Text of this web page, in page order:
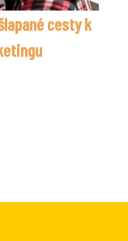
cesty k